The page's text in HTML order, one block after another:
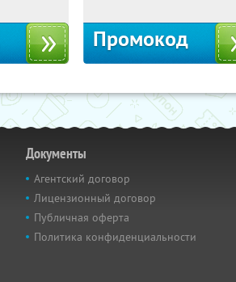
Промокод
Документы
Агентский договор
Лицензионный договор
Публичная оферта
Политика конфиденциальности